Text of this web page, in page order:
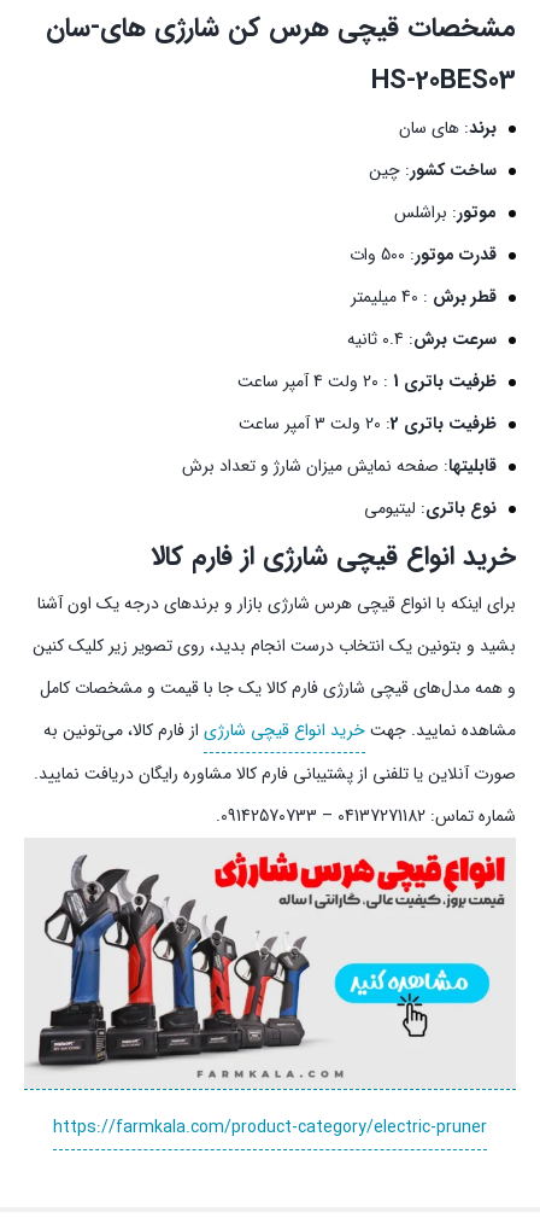
مشخصات قیچی هرس کن شارژی های-سان
HS-20BES03
برند: های سان
ساخت کشور: چین
موتور: براشلس
قدرت موتور: 500 وات
قطر برش : 40 میلیمتر
سرعت برش: 0.4 ثانیه
ظرفیت باتری 1
: 20 ولت 4 آمپر ساعت
ظرفیت باتری 2 : 20 ولت 3 آمپر ساعت
قابلیتها: صفحه نمایش میزان شارژ و تعداد برش
نوع باتری: لیتیومی
خرید انواع قیچی شارژی از فارم کالا
برای اینکه با انواع قیچی هرس شارژی بازار و برند‌های درجه یک اون آشنا
بشید و بتونین یک انتخاب درست انجام بدید، روی تصویر زیر کلیک کنین
و همه مدل‌های قیچی شارژی فارم کالا یک جا با قیمت و مشخصات کامل
مشاهده نمایید. جهتخرید انواع قیچی شارژی از فارم کالا، می‌تونین به
صورت آنلاین یا تلفنی از پشتیبانی فارم کالا مشاوره رایگان دریافت نمایید.
شماره تماس: 04137271182 – 09142570733.
https://farmkala.com/product-category/electric-pruner